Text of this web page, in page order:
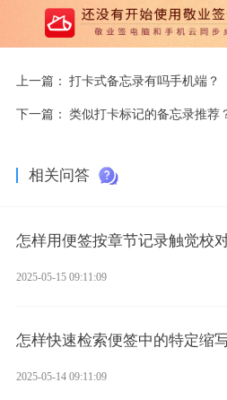
上一篇： 打卡式备忘录有吗手机端？
下一篇： 类似打卡标记的备忘录推荐
相关问答
怎样用便签按章节记录触觉校
2025-05-15 09:11:09
怎样快速检索便签中的特定缩
2025-05-14 09:11:09